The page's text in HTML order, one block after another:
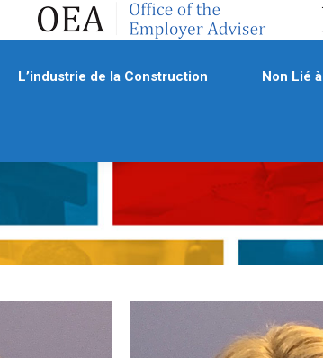
L’industrie de la Construction Non Lié